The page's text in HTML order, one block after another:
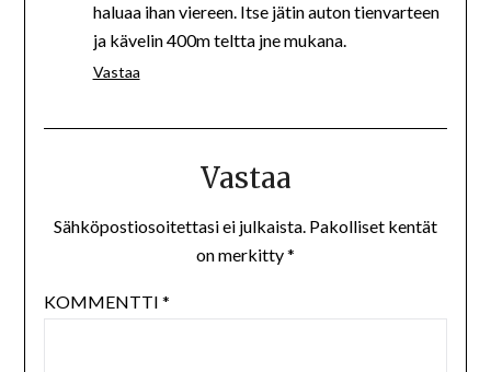
haluaa ihan viereen. Itse jätin auton tienvarteen
ja kävelin 400m teltta jne mukana.
Vastaa
Vastaa
Sähköpostiosoitettasi ei julkaista. Pakolliset kentät
on merkitty*
KOMMENTTI *